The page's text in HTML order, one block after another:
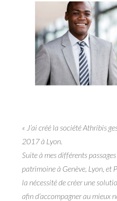
« J’ai créé la société Athribis
2017 à Lyon.
Suite à mes différents
patrimoine à Genève, Lyon, et
la nécessité de créer une
afin d’accompagner au mieux